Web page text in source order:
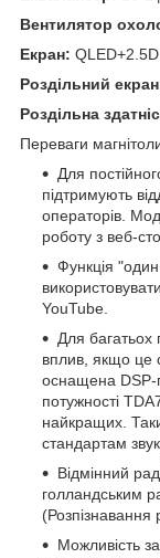
Вентилятор
Екран:
Роздільний
Роздільна
Переваги
Для
підтримують
операторів.
роботу з веб-
Функція
YouTube.
Для багатьох
вплив, якщо це
оснащена DSP-
потужності
найкращих.
стандартам
Відмінний
голландським
(Розпізнавання
Можливість